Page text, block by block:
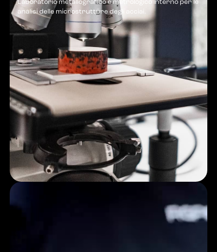
Laboratorio metallografico e metrologico interno per le
analisi delle microstrutture degli acciai.